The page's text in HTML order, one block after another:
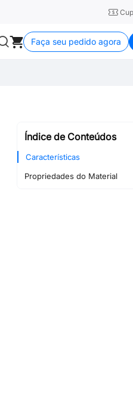
Faça seu pedido agora
Índice de Conteúdos
Características
Propriedades do Material